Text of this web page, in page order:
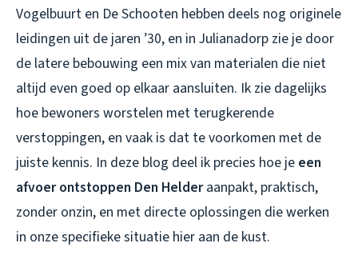
Vogelbuurt en De Schooten hebben deels nog originele
leidingen uit de jaren ’30, en in Julianadorp zie je door
de latere bebouwing een mix van materialen die niet
altijd even goed op elkaar aansluiten. Ik zie dagelijks
hoe bewoners worstelen met terugkerende
verstoppingen, en vaak is dat te voorkomen met de
juiste kennis. In deze blog deel ik precies hoe je een
afvoer ontstoppen Den Helderaanpakt, praktisch,
zonder onzin, en met directe oplossingen die werken
in onze specifieke situatie hier aan de kust.